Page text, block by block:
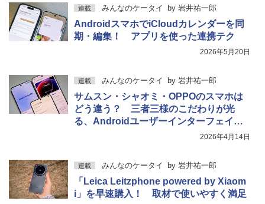
連載 みんなのケータイ by 岩井祐一郎
AndroidスマホでiCloudカレンダーを同
期・編集！ アプリを使った連携テク
2026年5月20日
連載 みんなのケータイ by 岩井祐一郎
サムスン・シャオミ・OPPOのスマホは
どう違う？ 三者三様のこだわりが光
る、Androidユーザーインターフェイス
2026年4月14日
連載 みんなのケータイ by 岩井祐一郎
「Leica Leitzphone powered by Xiaom
i」を早速購入！ 取材で使いやすく満足